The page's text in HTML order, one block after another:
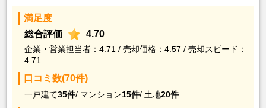
満足度
総合評価
4.70
企業・営業担当者：4.71 / 売却価格：4.57 / 売却スピード：
4.71
口コミ数(70件)
一戸建て35件/ マンション15件/ 土地20件